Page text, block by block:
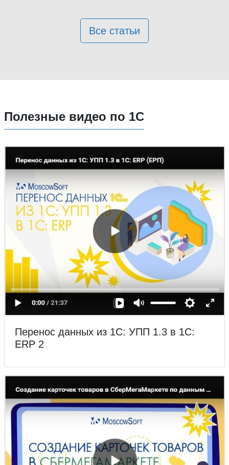
Все статьи
Полезные видео по 1С
Перенос данных из 1С: УПП 1.3 в 1С:
ERP 2